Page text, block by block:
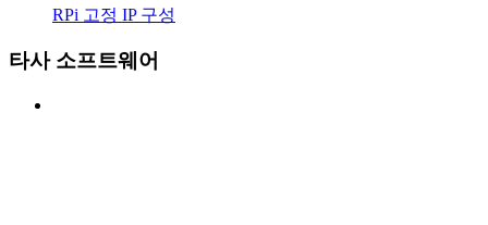
RPi 고정 IP 구성
타사 소프트웨어